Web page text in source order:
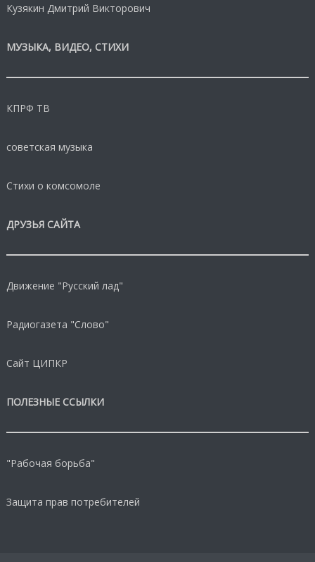
Кузякин Дмитрий Викторович
МУЗЫКА, ВИДЕО, СТИХИ
КПРФ ТВ
советская музыка
Стихи о комсомоле
ДРУЗЬЯ САЙТА
Движение "Русский лад"
Радиогазета "Слово"
Сайт ЦИПКР
ПОЛЕЗНЫЕ ССЫЛКИ
"Рабочая борьба"
Защита прав потребителей